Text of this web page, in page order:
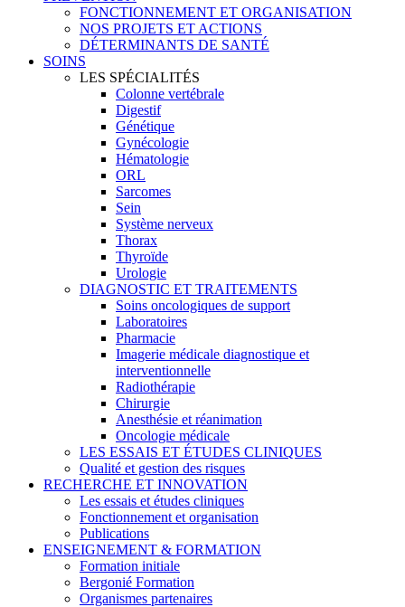
FONCTIONNEMENT ET ORGANISATION
NOS PROJETS ET ACTIONS
DÉTERMINANTS DE SANTÉ
SOINS
LES SPÉCIALITÉS
Colonne vertébrale
Digestif
Génétique
Gynécologie
Hématologie
ORL
Sarcomes
Sein
Système nerveux
Thorax
Thyroïde
Urologie
DIAGNOSTIC ET TRAITEMENTS
Soins oncologiques de support
Laboratoires
Pharmacie
Imagerie médicale diagnostique et
interventionnelle
Radiothérapie
Chirurgie
Anesthésie et réanimation
Oncologie médicale
LES ESSAIS ET ÉTUDES CLINIQUES
Qualité et gestion des risques
RECHERCHE ET INNOVATION
Les essais et études cliniques
Fonctionnement et organisation
Publications
ENSEIGNEMENT & FORMATION
Formation initiale
Bergonié Formation
Organismes partenaires